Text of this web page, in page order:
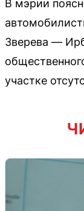
В мэрии
Зверева —
участке